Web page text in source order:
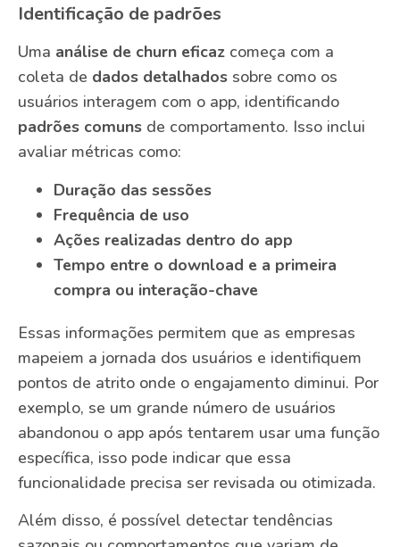
Identificação de padrões
Uma análise de churn eficaz começa com a
coleta de dados detalhados sobre como os
usuários interagem com o app, identificando
padrões comuns de comportamento. Isso inclui
avaliar métricas como:
Duração das sessões
Frequência de uso
Ações realizadas dentro do app
Tempo entre o download e a primeira
compra ou interação-chave
Essas informações permitem que as empresas
mapeiem a jornada dos usuários e identifiquem
pontos de atrito onde o engajamento diminui. Por
exemplo, se um grande número de usuários
abandonou o app após tentarem usar uma função
específica, isso pode indicar que essa
funcionalidade precisa ser revisada ou otimizada.
Além disso, é possível detectar tendências